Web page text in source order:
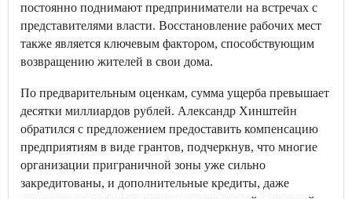
постоянно поднимают предприниматели на встречах с
представителями власти. Восстановление рабочих мест
также является ключевым фактором, способствующим
возвращению жителей в свои дома.
По предварительным оценкам, сумма ущерба превышает
десятки миллиардов рублей. Александр Хинштейн
обратился с предложением предоставить компенсацию
предприятиям в виде грантов, подчеркнув, что многие
организации приграничной зоны уже сильно
закредитованы, и дополнительные кредиты, даже